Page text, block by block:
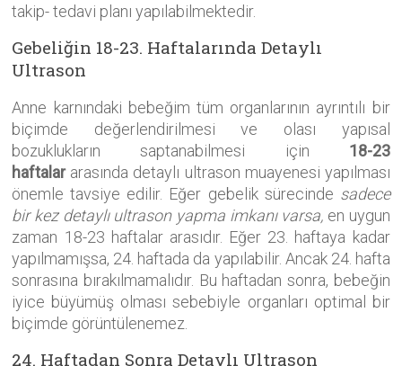
takip- tedavi planı yapılabilmektedir.
Gebeliğin 18-23. Haftalarında Detaylı
Ultrason
Anne karnındaki bebeğim tüm organlarının ayrıntılı bir
biçimde değerlendirilmesi ve olası yapısal
bozuklukların saptanabilmesi için 18-23
haftalararasında detaylı ultrason muayenesi yapılması
önemle tavsiye edilir. Eğer gebelik sürecinde sadece
bir kez detaylı ultrason yapma imkanı varsa, en uygun
zaman 18-23 haftalar arasıdır. Eğer 23. haftaya kadar
yapılmamışsa, 24. haftada da yapılabilir. Ancak 24. hafta
sonrasına bırakılmamalıdır. Bu haftadan sonra, bebeğin
iyice büyümüş olması sebebiyle organları optimal bir
biçimde görüntülenemez.
24. Haftadan Sonra Detaylı Ultrason